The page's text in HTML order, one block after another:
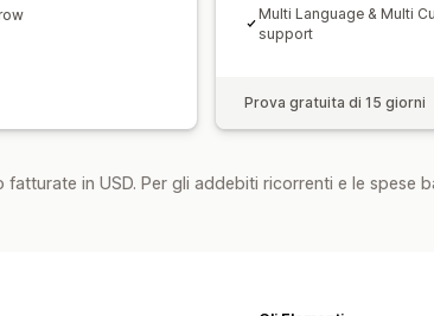
Multi Language & Multi
support
Prova gratuita di 15 giorni
fatturate in USD. Per gli addebiti ricorrenti e le spese